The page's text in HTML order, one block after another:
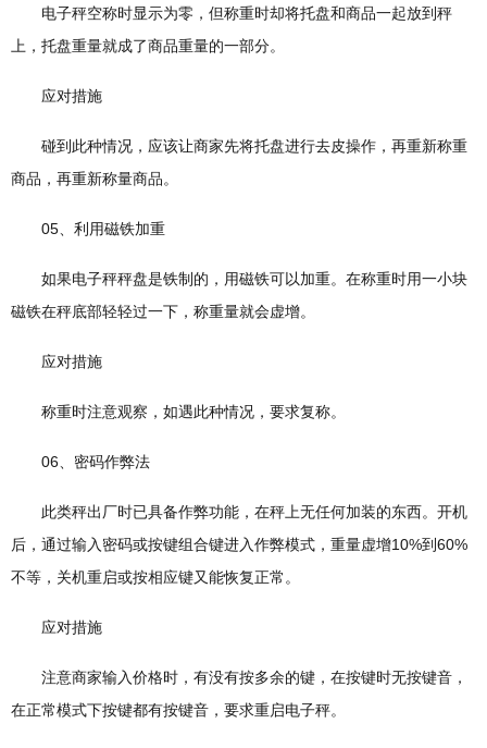
电子秤空称时显示为零，但称重时却将托盘和商品一起放到秤
上，托盘重量就成了商品重量的一部分。
应对措施
碰到此种情况，应该让商家先将托盘进行去皮操作，再重新称重
商品，再重新称量商品。
05、利用磁铁加重
如果电子秤秤盘是铁制的，用磁铁可以加重。在称重时用一小块
磁铁在秤底部轻轻过一下，称重量就会虚增。
应对措施
称重时注意观察，如遇此种情况，要求复称。
06、密码作弊法
此类秤出厂时已具备作弊功能，在秤上无任何加装的东西。开机
后，通过输入密码或按键组合键进入作弊模式，重量虚增10%到60%
不等，关机重启或按相应键又能恢复正常。
应对措施
注意商家输入价格时，有没有按多余的键，在按键时无按键音，
在正常模式下按键都有按键音，要求重启电子秤。